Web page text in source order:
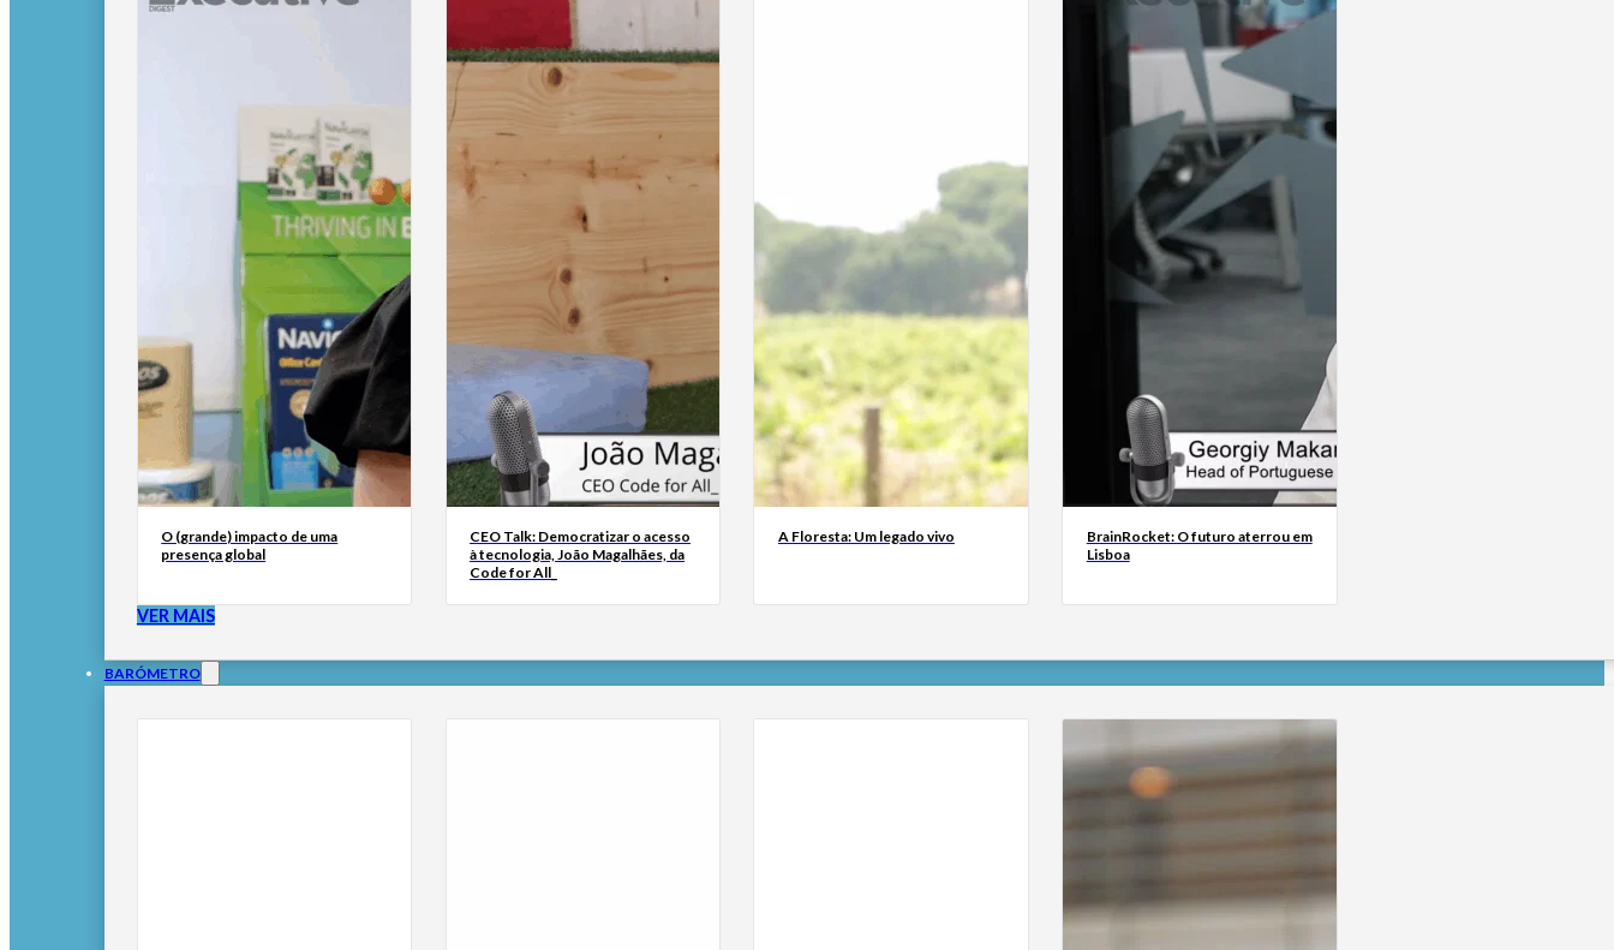
O (grande) impacto de uma
presença global
CEO Talk: Democratizar o acesso
à tecnologia, João Magalhães, da
Code for All_
A Floresta: Um legado vivo
BrainRocket: O futuro aterrou em
Lisboa
VER MAIS
BARÓMETRO